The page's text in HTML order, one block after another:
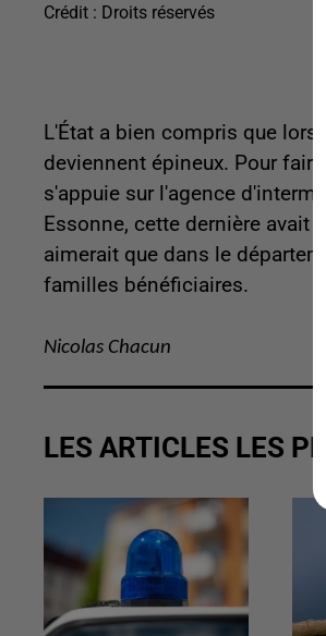
Crédit : Droits réservés
L'État a bien compris que
deviennent épineux. Pour
s'appuie sur l'agence
Essonne, cette dernière avait
aimerait que dans le
familles bénéficiaires.
Nicolas Chacun
LES ARTICLES LES